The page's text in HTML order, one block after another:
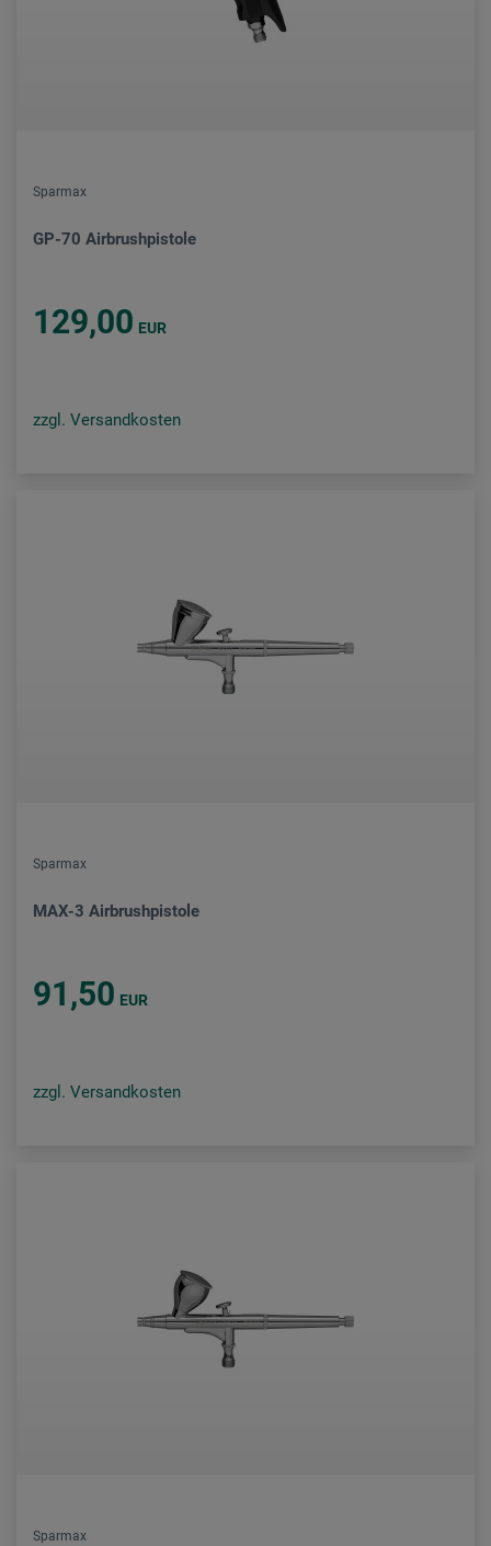
Sparmax
GP-70 Airbrushpistole
129,00 EUR
zzgl. Versandkosten
Sparmax
MAX-3 Airbrushpistole
91,50 EUR
zzgl. Versandkosten
Sparmax